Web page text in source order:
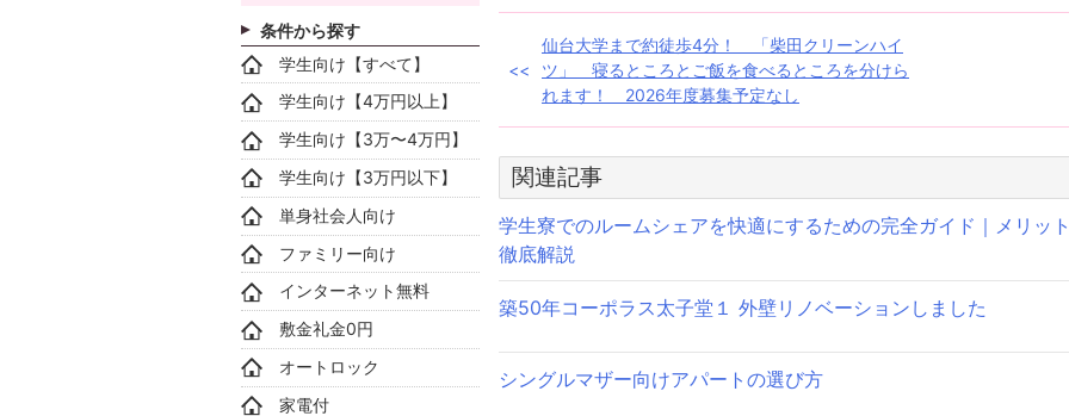
ナ
ビ
ゲ
ー
シ
ョ
ン
仙台大学まで約徒歩4分！ 「柴田クリーンハイ
ツ」 寝るところとご飯を食べるところを分けら
れます！ 2026年度募集予定なし
関連記事
学生寮でのルームシェアを快適にするための完全ガイド｜メリッ
徹底解説
築50年コーポラス太子堂１ 外壁リノベーションしました
シングルマザー向けアパートの選び方
条件から探す
学生向け【すべて】
学生向け【4万円以上】
学生向け【3万〜4万円】
学生向け【3万円以下】
単身社会人向け
ファミリー向け
インターネット無料
敷金礼金0円
オートロック
家電付